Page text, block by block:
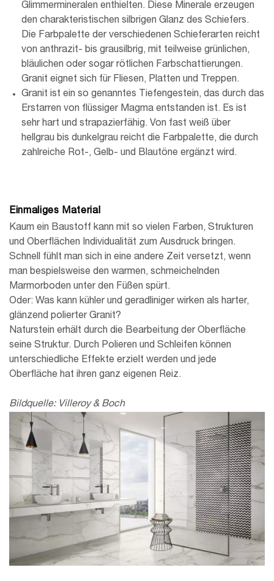
Glimmermineralen enthielten. Diese Minerale erzeugen
den charakteristischen silbrigen Glanz des Schiefers.
Die Farbpalette der verschiedenen Schieferarten reicht
von anthrazit- bis grausilbrig, mit teilweise grünlichen,
bläulichen oder sogar rötlichen Farbschattierungen.
Granit eignet sich für Fliesen, Platten und Treppen.
Granit ist ein so genanntes Tiefengestein, das durch das
Erstarren von flüssiger Magma entstanden ist. Es ist
sehr hart und strapazierfähig. Von fast weiß über
hellgrau bis dunkelgrau reicht die Farbpalette, die durch
zahlreiche Rot-, Gelb- und Blautöne ergänzt wird.
Einmaliges Material
Kaum ein Baustoff kann mit so vielen Farben, Strukturen
und Oberflächen Individualität zum Ausdruck bringen.
Schnell fühlt man sich in eine andere Zeit versetzt, wenn
man bespielsweise den warmen, schmeichelnden
Marmorboden unter den Füßen spürt.
Oder: Was kann kühler und geradliniger wirken als harter,
glänzend polierter Granit?
Naturstein erhält durch die Bearbeitung der Oberfläche
seine Struktur. Durch Polieren und Schleifen können
unterschiedliche Effekte erzielt werden und jede
Oberfläche hat ihren ganz eigenen Reiz.
Bildquelle: Villeroy & Boch